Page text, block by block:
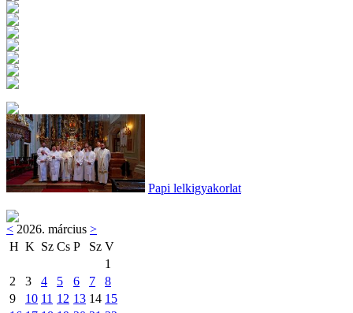
Papi lelkigyakorlat
< 2026. március >
H K Sz Cs P Sz V
1
2
3 4 5 6 7
8
9
10 11 12 13 14 15